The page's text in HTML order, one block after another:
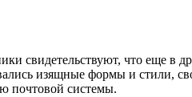
свидетельствуют, что еще в
изящные формы и стили,
почтовой системы.